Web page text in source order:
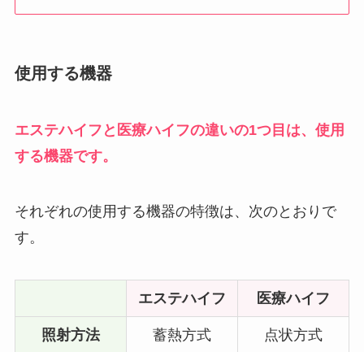
使用する機器
エステハイフと医療ハイフの違いの1つ目は、使用
する機器です。
それぞれの使用する機器の特徴は、次のとおりで
す。
エステハイフ 医療ハイフ
照射方法 蓄熱方式 点状方式